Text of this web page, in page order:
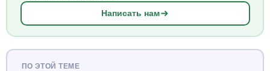
Написать нам
ПО ЭТОЙ ТЕМЕ